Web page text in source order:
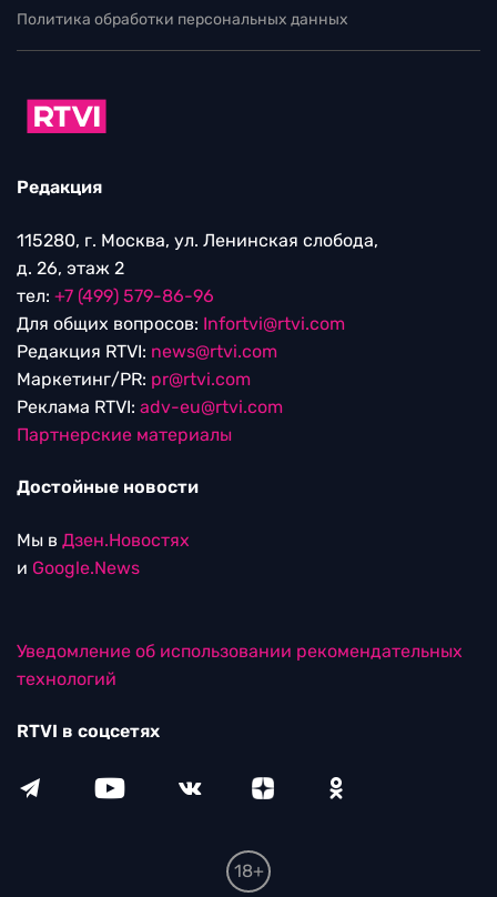
Политика обработки персональных данных
Редакция
115280, г. Москва, ул. Ленинская слобода,
д. 26, этаж 2
тел: +7 (499) 579-86-96
Для общих вопросов: Infortvi@rtvi.com
Редакция RTVI: news@rtvi.com
Маркетинг/PR: pr@rtvi.com
Реклама RTVI: adv-eu@rtvi.com
Партнерские материалы
Достойные новости
Мы в Дзен.Новостях
и Google.News
Уведомление об использовании рекомендательных
технологий
RTVI в соцсетях
18+